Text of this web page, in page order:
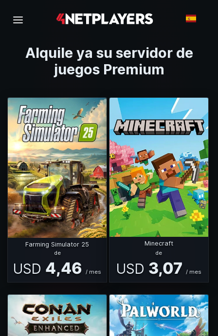
Alquile ya su servidor de
juegos Premium
Farming Simulator 25
de
USD 4,46/ mes
Minecraft
de
USD 3,07 / mes